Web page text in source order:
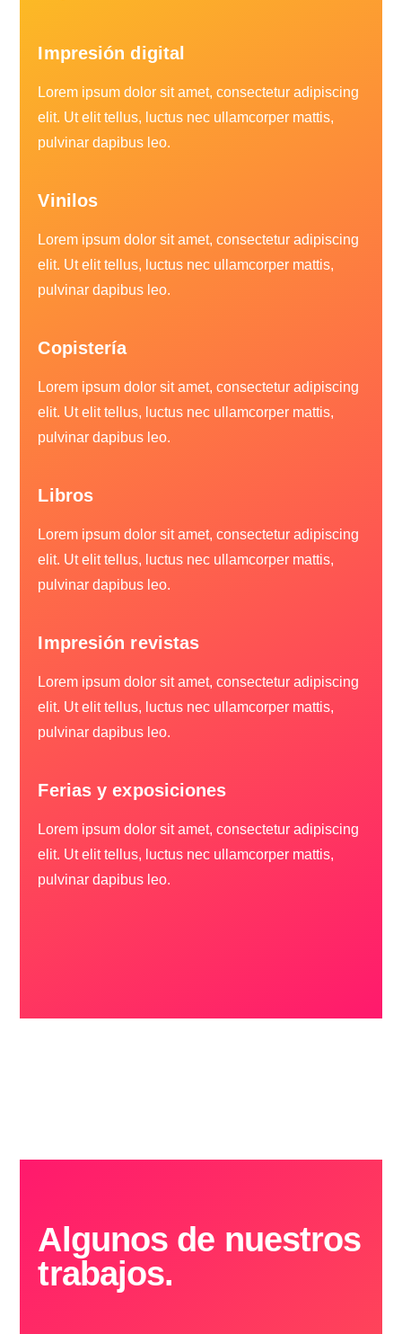
Impresión digital
Lorem ipsum dolor sit amet, consectetur adipiscing
elit. Ut elit tellus, luctus nec ullamcorper mattis,
pulvinar dapibus leo.
Vinilos
Lorem ipsum dolor sit amet, consectetur adipiscing
elit. Ut elit tellus, luctus nec ullamcorper mattis,
pulvinar dapibus leo.
Copistería
Lorem ipsum dolor sit amet, consectetur adipiscing
elit. Ut elit tellus, luctus nec ullamcorper mattis,
pulvinar dapibus leo.
Libros
Lorem ipsum dolor sit amet, consectetur adipiscing
elit. Ut elit tellus, luctus nec ullamcorper mattis,
pulvinar dapibus leo.
Impresión revistas
Lorem ipsum dolor sit amet, consectetur adipiscing
elit. Ut elit tellus, luctus nec ullamcorper mattis,
pulvinar dapibus leo.
Ferias y exposiciones
Lorem ipsum dolor sit amet, consectetur adipiscing
elit. Ut elit tellus, luctus nec ullamcorper mattis,
pulvinar dapibus leo.
Algunos de nuestros
trabajos.